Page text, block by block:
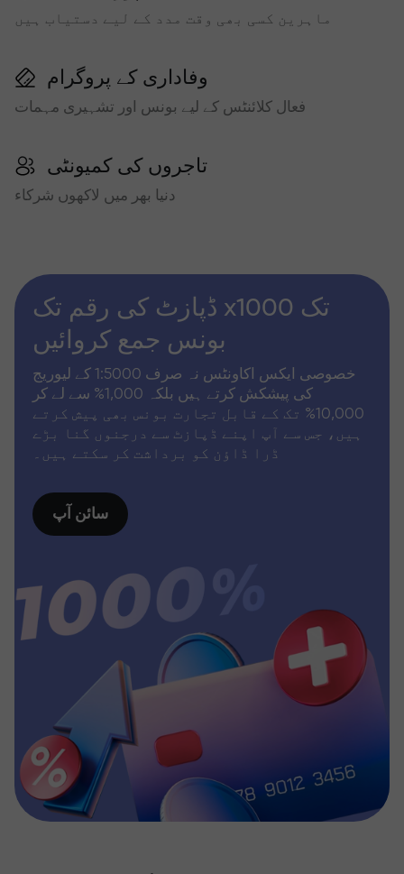
ماہرین کسی بھی وقت مدد کے لیے دستیاب ہیں
وفاداری کے پروگرام
فعال کلائنٹس کے لیے بونس اور تشہیری مہمات
تاجروں کی کمیونٹی
دنیا بھر میں لاکھوں شرکاء
ڈپازٹ کی رقم تک x1000 تک
بونس جمع کروائیں
خصوصی ایکس اکاونٹس نہ صرف 1:5000 کے لیوریج
کی پیشکش کرتے ہیں بلکہ 1,000% سے لے کر
10,000% تک کے قابل تجارت بونس بھی پیش کرتے
ہیں، جس سے آپ اپنے ڈپازٹ سے درجنوں گنا بڑے
ڈرا ڈاؤن کو برداشت کر سکتے ہیں۔
سائن آپ